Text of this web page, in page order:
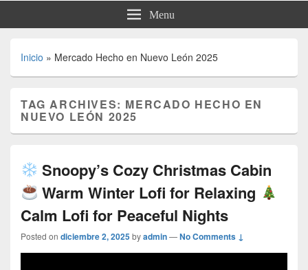
Menu
Inicio » Mercado Hecho en Nuevo León 2025
TAG ARCHIVES: MERCADO HECHO EN
NUEVO LEÓN 2025
Snoopy’s Cozy Christmas Cabin
Warm Winter Lofi for Relaxing
Calm Lofi for Peaceful Nights
Posted on diciembre 2, 2025byadmin—No Comments ↓